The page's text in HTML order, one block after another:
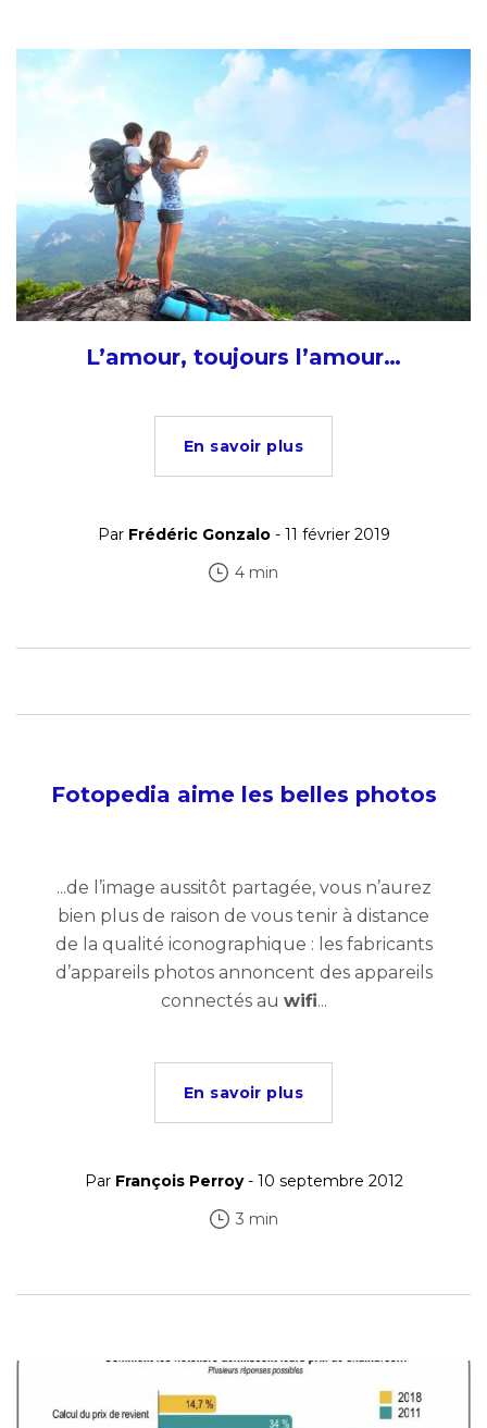
L’amour, toujours l’amour…
En savoir plus
Par Frédéric Gonzalo- 11 février 2019
4 min
Fotopedia aime les belles photos
...de l’image aussitôt partagée, vous n’aurez
bien plus de raison de vous tenir à distance
de la qualité iconographique : les fabricants
d’appareils photos annoncent des appareils
connectés au wifi...
En savoir plus
Par François Perroy- 10 septembre 2012
3 min